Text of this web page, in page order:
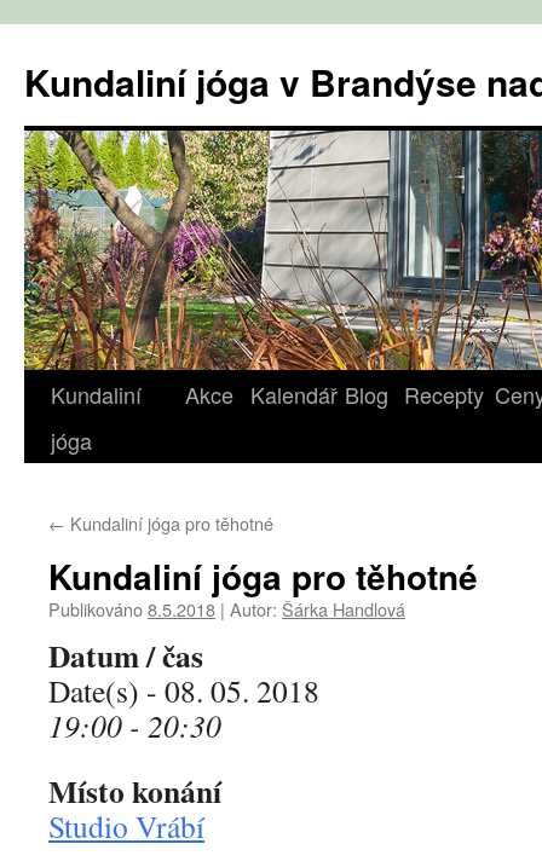
obsahu
webu
Kundaliní jóga v Brandýse
Kundaliní
jóga
Akce Kalendář Blog Recepty
← Kundaliní jóga pro těhotné
Kundaliní jóga pro těhotné
Publikováno8.5.2018 | Autor: Šárka Handlová
Datum / čas
Date(s) - 08. 05. 2018
19:00 - 20:30
Místo konání
Studio Vrábí